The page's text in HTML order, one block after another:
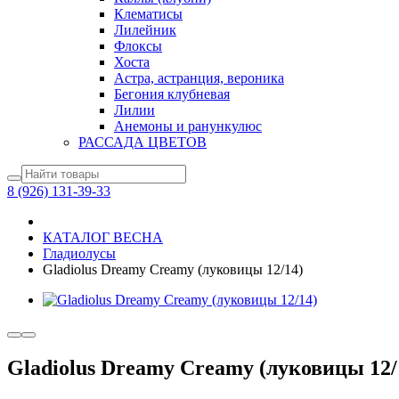
Клематисы
Лилейник
Флоксы
Хоста
Астра, астранция, вероника
Бегония клубневая
Лилии
Анемоны и ранункулюс
РАССАДА ЦВЕТОВ
8 (926) 131-39-33
КАТАЛОГ ВЕСНА
Гладиолусы
Gladiolus Dreamy Creamy (луковицы 12/14)
Gladiolus Dreamy Creamy (луковицы